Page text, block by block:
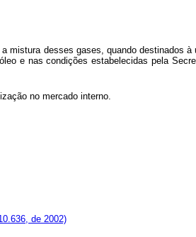
mistura desses gases, quando destinados à
e nas condições estabelecidas pela
no mercado interno.
de 2002)